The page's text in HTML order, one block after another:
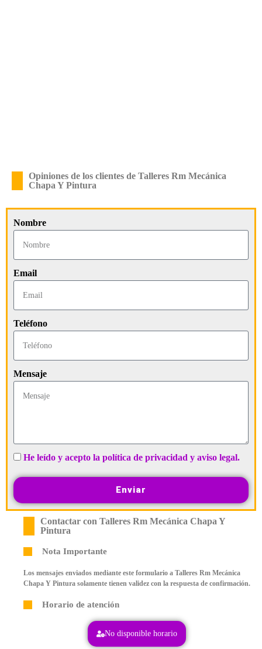
Opiniones de los clientes de Talleres Rm Mecánica
Chapa Y Pintura
Nombre
Email
Teléfono
Mensaje
He leído y acepto la política de privacidad y aviso legal.
Enviar
Contactar con Talleres Rm Mecánica Chapa Y
Pintura
Nota Importante
Los mensajes enviados mediante este formulario a Talleres Rm Mecánica
Chapa Y Pintura solamente tienen validez con la respuesta de confirmación.
Horario de atención
No disponible horario